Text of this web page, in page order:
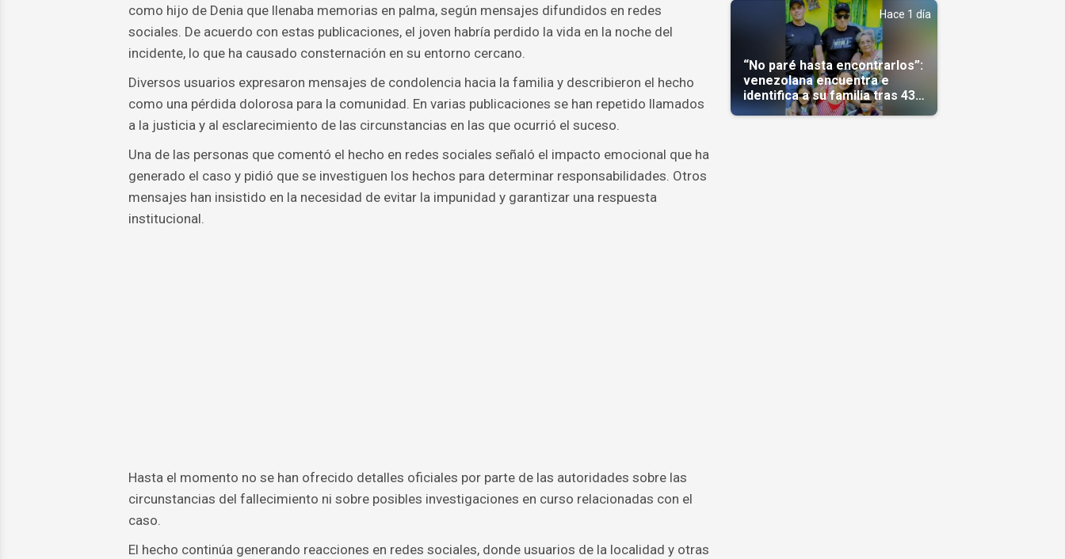
como hijo de Denia que llenaba memorias en palma, según mensajes difundidos en redes
sociales. De acuerdo con estas publicaciones, el joven habría perdido la vida en la noche del
incidente, lo que ha causado consternación en su entorno cercano.
Diversos usuarios expresaron mensajes de condolencia hacia la familia y describieron el hecho
como una pérdida dolorosa para la comunidad. En varias publicaciones se han repetido llamados
a la justicia y al esclarecimiento de las circunstancias en las que ocurrió el suceso.
Una de las personas que comentó el hecho en redes sociales señaló el impacto emocional que ha
generado el caso y pidió que se investiguen los hechos para determinar responsabilidades. Otros
mensajes han insistido en la necesidad de evitar la impunidad y garantizar una respuesta
institucional.
Hasta el momento no se han ofrecido detalles oficiales por parte de las autoridades sobre las
circunstancias del fallecimiento ni sobre posibles investigaciones en curso relacionadas con el
caso.
El hecho continúa generando reacciones en redes sociales, donde usuarios de la localidad y otras
Hace 1 día
“No paré hasta encontrarlos”:
venezolana encuentra e
identifica a su familia tras 43
días del terremoto